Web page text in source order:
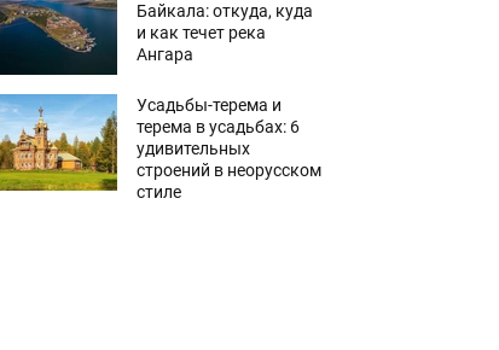
Байкала: откуда, куда
и как течет река
Ангара
Усадьбы-терема и
терема в усадьбах: 6
удивительных
строений в неорусском
стиле